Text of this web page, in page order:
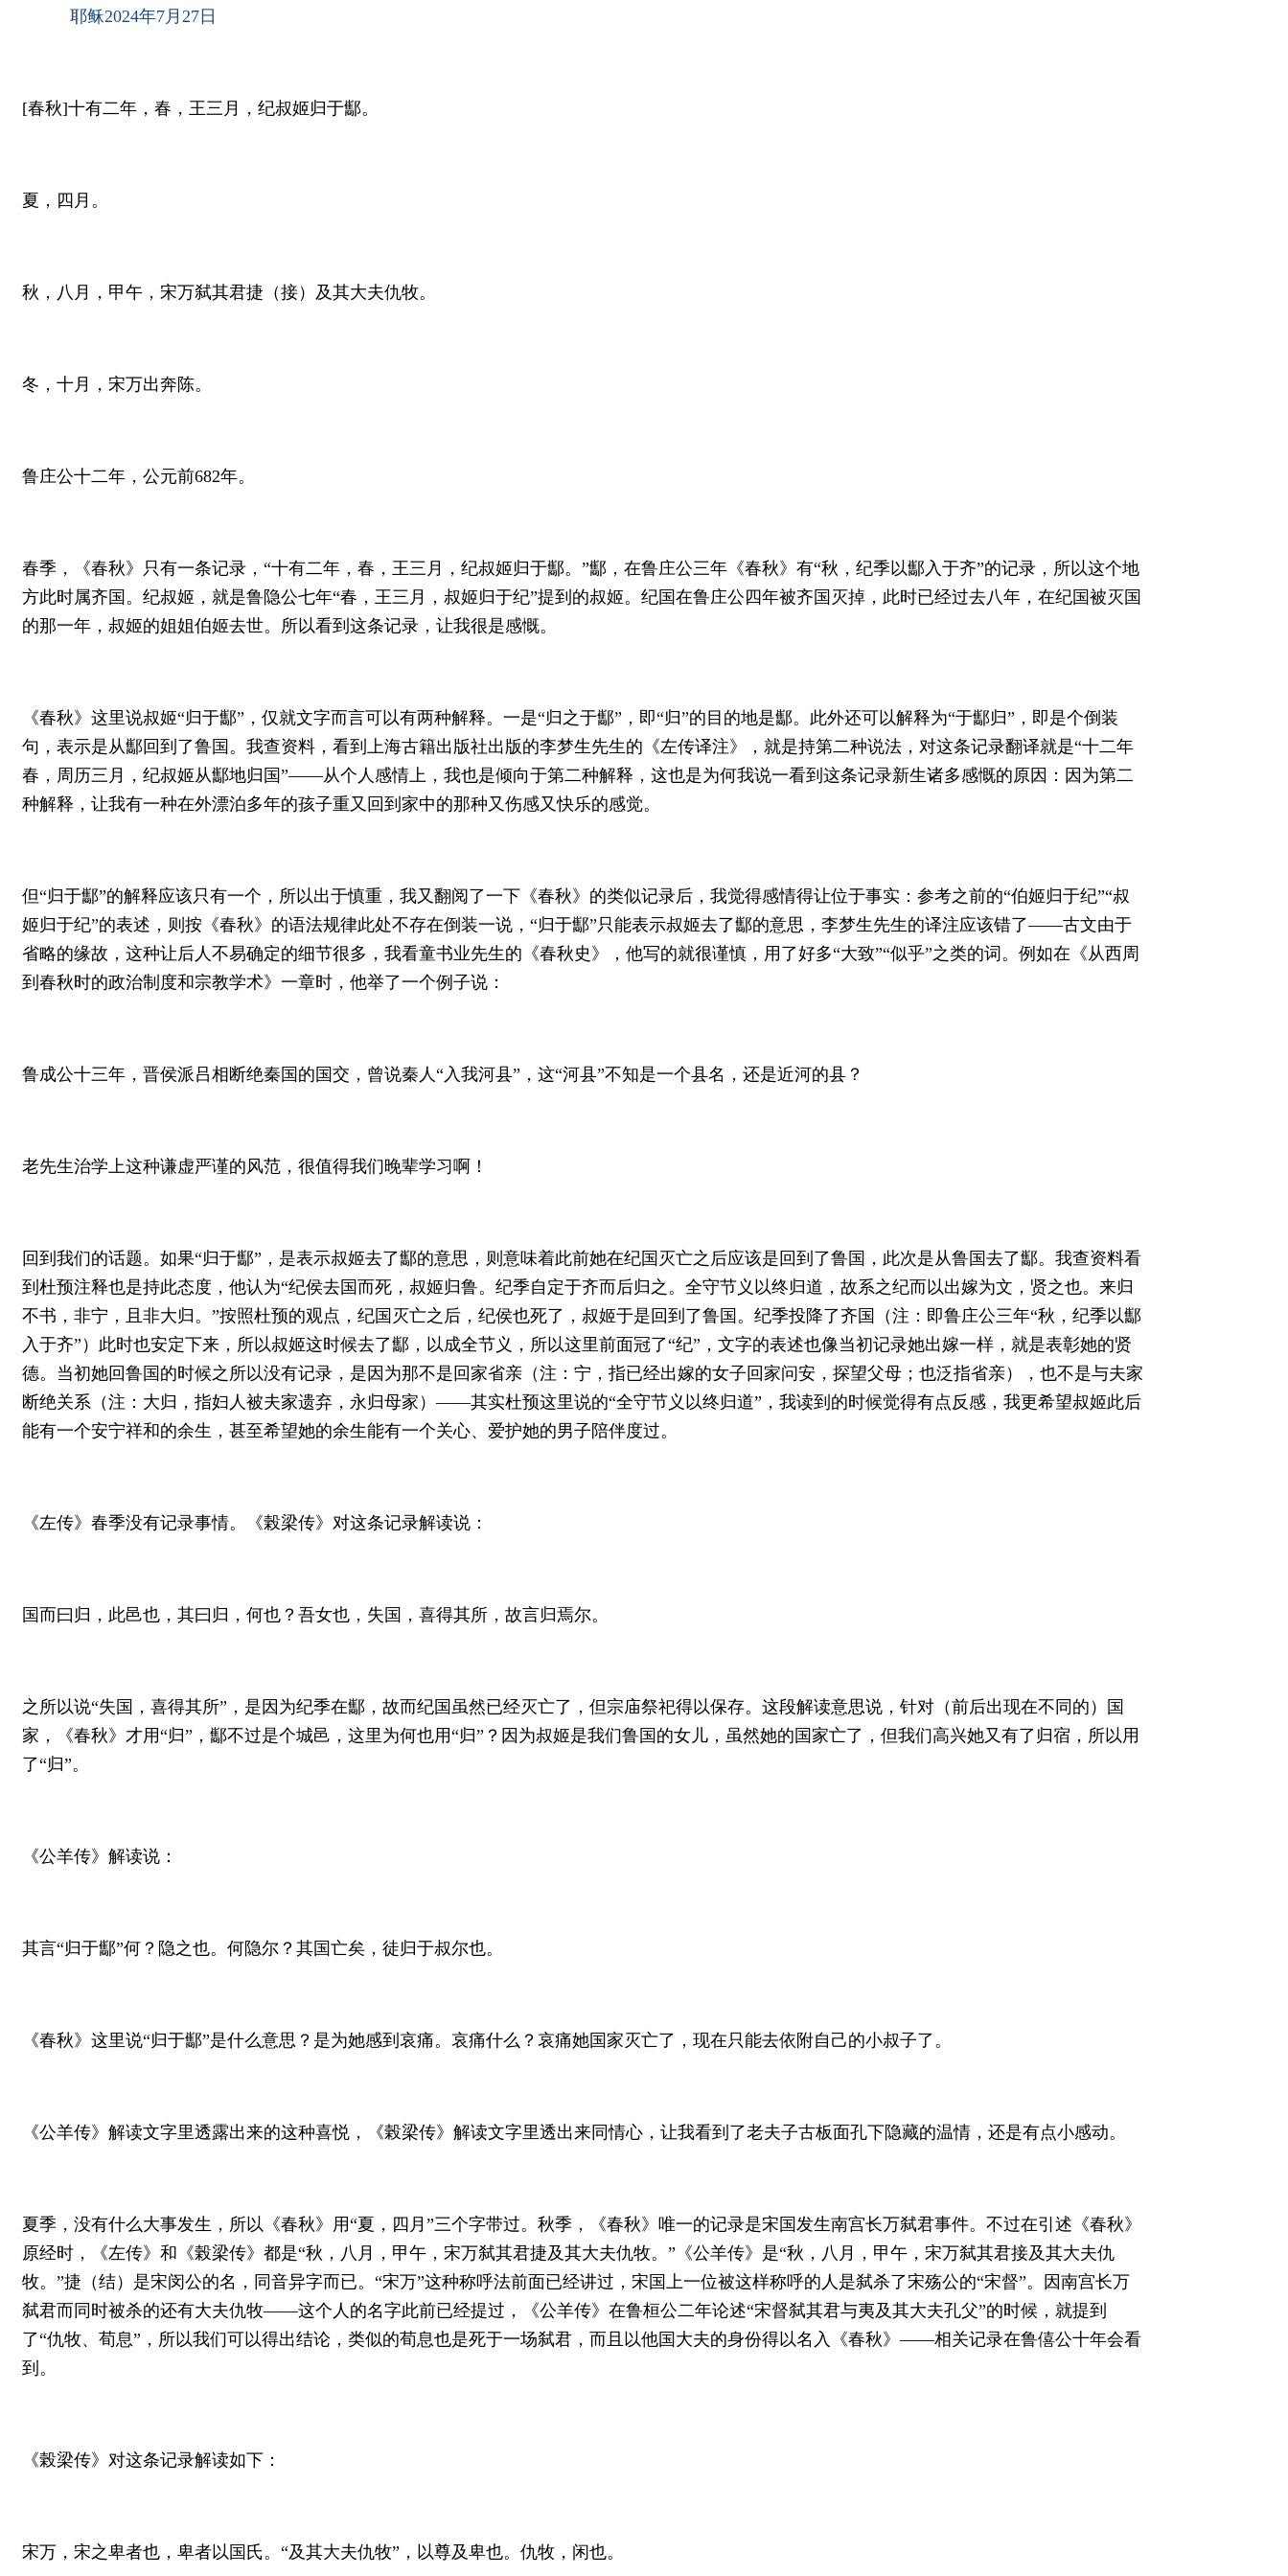
耶稣2024年7月27日
[春秋]十有二年，春，王三月，纪叔姬归于酅。
夏，四月。
秋，八月，甲午，宋万弑其君捷（接）及其大夫仇牧。
冬，十月，宋万出奔陈。
鲁庄公十二年，公元前682年。
春季，《春秋》只有一条记录，“十有二年，春，王三月，纪叔姬归于酅。”酅，在鲁庄公三年《春秋》有“秋，纪季以酅入于齐”的记录，所以这个地
方此时属齐国。纪叔姬，就是鲁隐公七年“春，王三月，叔姬归于纪”提到的叔姬。纪国在鲁庄公四年被齐国灭掉，此时已经过去八年，在纪国被灭国
的那一年，叔姬的姐姐伯姬去世。所以看到这条记录，让我很是感慨。
《春秋》这里说叔姬“归于酅”，仅就文字而言可以有两种解释。一是“归之于酅”，即“归”的目的地是酅。此外还可以解释为“于酅归”，即是个倒装
句，表示是从酅回到了鲁国。我查资料，看到上海古籍出版社出版的李梦生先生的《左传译注》，就是持第二种说法，对这条记录翻译就是“十二年
春，周历三月，纪叔姬从酅地归国”——从个人感情上，我也是倾向于第二种解释，这也是为何我说一看到这条记录新生诸多感慨的原因：因为第二
种解释，让我有一种在外漂泊多年的孩子重又回到家中的那种又伤感又快乐的感觉。
但“归于酅”的解释应该只有一个，所以出于慎重，我又翻阅了一下《春秋》的类似记录后，我觉得感情得让位于事实：参考之前的“伯姬归于纪”“叔
姬归于纪”的表述，则按《春秋》的语法规律此处不存在倒装一说，“归于酅”只能表示叔姬去了酅的意思，李梦生先生的译注应该错了——古文由于
省略的缘故，这种让后人不易确定的细节很多，我看童书业先生的《春秋史》，他写的就很谨慎，用了好多“大致”“似乎”之类的词。例如在《从西周
到春秋时的政治制度和宗教学术》一章时，他举了一个例子说：
鲁成公十三年，晋侯派吕相断绝秦国的国交，曾说秦人“入我河县”，这“河县”不知是一个县名，还是近河的县？
老先生治学上这种谦虚严谨的风范，很值得我们晚辈学习啊！
回到我们的话题。如果“归于酅”，是表示叔姬去了酅的意思，则意味着此前她在纪国灭亡之后应该是回到了鲁国，此次是从鲁国去了酅。我查资料看
到杜预注释也是持此态度，他认为“纪侯去国而死，叔姬归鲁。纪季自定于齐而后归之。全守节义以终归道，故系之纪而以出嫁为文，贤之也。来归
不书，非宁，且非大归。”按照杜预的观点，纪国灭亡之后，纪侯也死了，叔姬于是回到了鲁国。纪季投降了齐国（注：即鲁庄公三年“秋，纪季以酅
入于齐”）此时也安定下来，所以叔姬这时候去了酅，以成全节义，所以这里前面冠了“纪”，文字的表述也像当初记录她出嫁一样，就是表彰她的贤
德。当初她回鲁国的时候之所以没有记录，是因为那不是回家省亲（注：宁，指已经出嫁的女子回家问安，探望父母；也泛指省亲），也不是与夫家
断绝关系（注：大归，指妇人被夫家遗弃，永归母家）——其实杜预这里说的“全守节义以终归道”，我读到的时候觉得有点反感，我更希望叔姬此后
能有一个安宁祥和的余生，甚至希望她的余生能有一个关心、爱护她的男子陪伴度过。
《左传》春季没有记录事情。《榖梁传》对这条记录解读说：
国而曰归，此邑也，其曰归，何也？吾女也，失国，喜得其所，故言归焉尔。
之所以说“失国，喜得其所”，是因为纪季在酅，故而纪国虽然已经灭亡了，但宗庙祭祀得以保存。这段解读意思说，针对（前后出现在不同的）国
家，《春秋》才用“归”，酅不过是个城邑，这里为何也用“归”？因为叔姬是我们鲁国的女儿，虽然她的国家亡了，但我们高兴她又有了归宿，所以用
了“归”。
《公羊传》解读说：
其言“归于酅”何？隐之也。何隐尔？其国亡矣，徒归于叔尔也。
《春秋》这里说“归于酅”是什么意思？是为她感到哀痛。哀痛什么？哀痛她国家灭亡了，现在只能去依附自己的小叔子了。
《公羊传》解读文字里透露出来的这种喜悦，《榖梁传》解读文字里透出来同情心，让我看到了老夫子古板面孔下隐藏的温情，还是有点小感动。
夏季，没有什么大事发生，所以《春秋》用“夏，四月”三个字带过。秋季，《春秋》唯一的记录是宋国发生南宫长万弑君事件。不过在引述《春秋》
原经时，《左传》和《榖梁传》都是“秋，八月，甲午，宋万弑其君捷及其大夫仇牧。”《公羊传》是“秋，八月，甲午，宋万弑其君接及其大夫仇
牧。”捷（结）是宋闵公的名，同音异字而已。“宋万”这种称呼法前面已经讲过，宋国上一位被这样称呼的人是弑杀了宋殇公的“宋督”。因南宫长万
弑君而同时被杀的还有大夫仇牧——这个人的名字此前已经提过，《公羊传》在鲁桓公二年论述“宋督弑其君与夷及其大夫孔父”的时候，就提到
了“仇牧、荀息”，所以我们可以得出结论，类似的荀息也是死于一场弑君，而且以他国大夫的身份得以名入《春秋》——相关记录在鲁僖公十年会看
到。
《榖梁传》对这条记录解读如下：
宋万，宋之卑者也，卑者以国氏。“及其大夫仇牧”，以尊及卑也。仇牧，闲也。